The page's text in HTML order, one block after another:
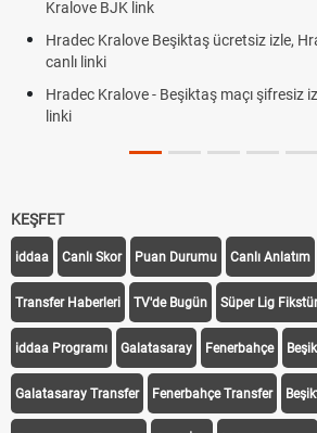
ücretsiz izle, Hradec Kralove BJK
Beşiktaş maçı şifresiz izle canlı S Sport Plus
KEŞFET
iddaa Canlı Skor Puan Durumu Canlı Anlatım
Transfer Haberleri TV'de Bugün Süper Lig Fikstür
iddaa Programı Galatasaray Fenerbahçe
Galatasaray Transfer Fenerbahçe Transfer